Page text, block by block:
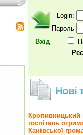
Вхід
Login:
Пароль
Нові
Кропивницький
госпіталь
Канівської